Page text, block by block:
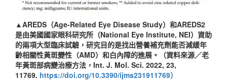
▲AREDS（Age-Related Eye Disease Study）和AREDS2
是由美國國家眼科研究所（National Eye Institute, NEI）資助
的兩項大型臨床試驗，研究目的是找出營養補充劑能否減緩年
齡相關性黃斑變性（AMD）和白內障的進展。（資料來源／老
年黃斑部病變治療方法，Int. J. Mol. Sci. 2022, 23,
11769. https://doi.org/10.3390/ijms231911769）